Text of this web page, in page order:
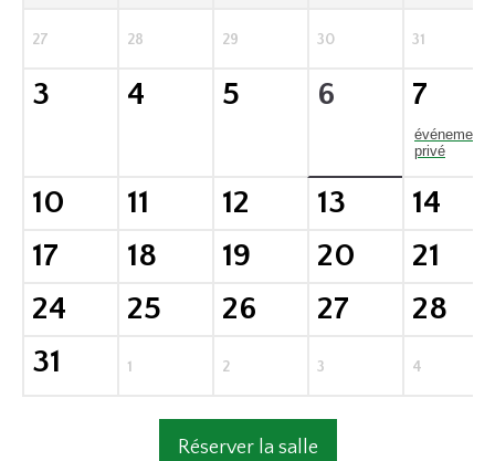
27 28 29 30 31
3 4 5 6 7
événement
privé
10 11 12 13
14
17
18 19 20
21
24
25 26 27
28
31
1 2 3 4
Réserver la salle